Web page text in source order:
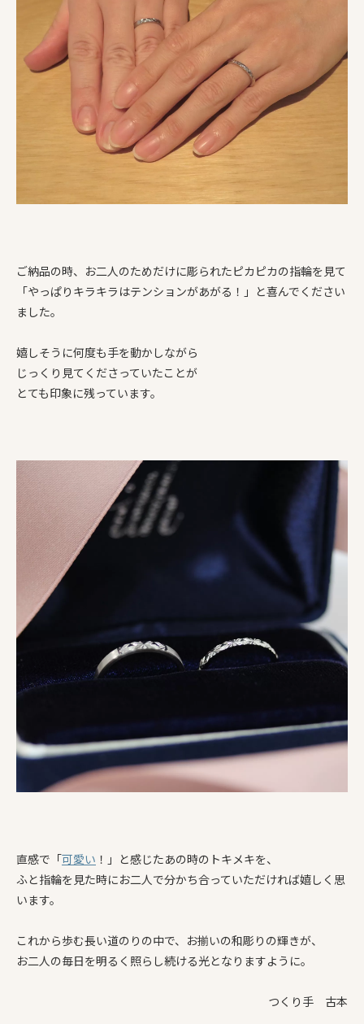
ご納品の時、お二人のためだけに彫られたピカピカの指輪を見て
「やっぱりキラキラはテンションがあがる！」と喜んでください
ました。
嬉しそうに何度も手を動かしながら
じっくり見てくださっていたことが
とても印象に残っています。
直感で「可愛い ！」と感じたあの時のトキメキを、
ふと指輪を見た時にお二人で分かち合っていただければ嬉しく思
います。
これから歩む長い道のりの中で、お揃いの和彫りの輝きが、
お二人の毎日を明るく照らし続ける光となりますように。
つくり手 古本